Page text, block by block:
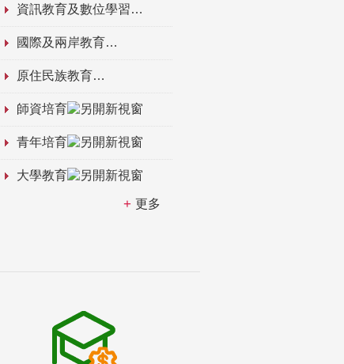
資訊教育及數位學習
國際及兩岸教育
原住民族教育
師資培育
青年培育
大學教育
更多